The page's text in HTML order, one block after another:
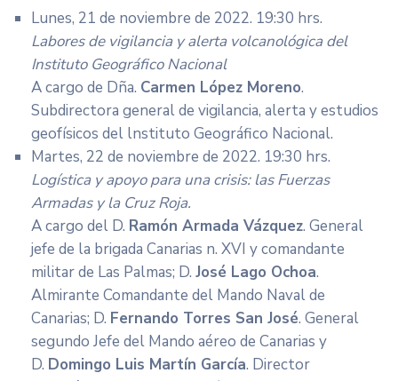
Lunes, 21 de noviembre de 2022. 19:30 hrs.
Labores de vigilancia y alerta volcanológica del
Instituto Geográfico Nacional
A cargo de Dña. Carmen López Moreno.
Subdirectora general de vigilancia, alerta y estudios
geofísicos del lnstituto Geográfico Nacional.
Martes, 22 de noviembre de 2022. 19:30 hrs.
Logística y apoyo para una crisis: las Fuerzas
Armadas y la Cruz Roja.
A cargo del D. Ramón Armada Vázquez. General
jefe de la brigada Canarias n. XVI y comandante
militar de Las Palmas; D. José Lago Ochoa.
Almirante Comandante del Mando Naval de
Canarias; D. Fernando Torres San José. General
segundo Jefe del Mando aéreo de Canarias y
D. Domingo Luis Martín García. Director